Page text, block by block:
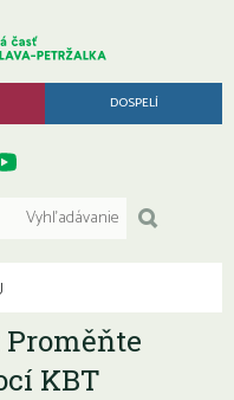
DOSPELÍ
Proměňte
KBT